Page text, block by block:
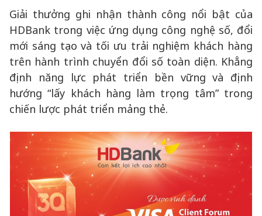
Giải thưởng ghi nhận thành công nổi bật của
HDBank trong việc ứng dụng công nghệ số, đổi
mới sáng tạo và tối ưu trải nghiệm khách hàng
trên hành trình chuyển đổi số toàn diện. Khẳng
định năng lực phát triển bền vững và định
hướng “lấy khách hàng làm trọng tâm” trong
chiến lược phát triển mảng thẻ.